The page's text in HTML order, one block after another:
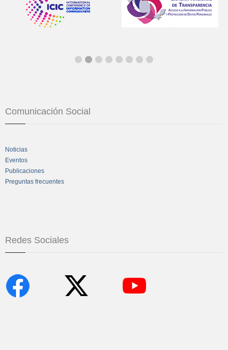
Comunicación Social
Noticias
Eventos
Publicaciones
Preguntas frecuentes
Redes Sociales